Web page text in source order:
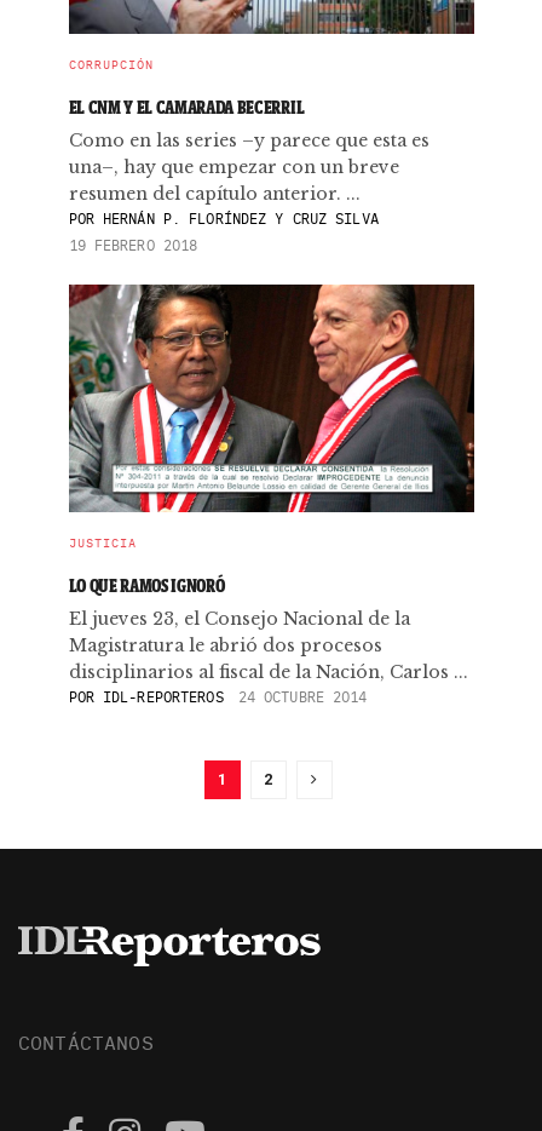
CORRUPCIÓN
EL CNM Y EL CAMARADA BECERRIL
Como en las series –y parece que esta es
una–, hay que empezar con un breve
resumen del capítulo anterior. ...
PORHERNÁN P. FLORÍNDEZ Y CRUZ SILVA
19 FEBRERO 2018
JUSTICIA
LO QUE RAMOS IGNORÓ
El jueves 23, el Consejo Nacional de la
Magistratura le abrió dos procesos
disciplinarios al fiscal de la Nación, Carlos ...
POR IDL-REPORTEROS 24 OCTUBRE 2014
1 2
CONTÁCTANOS